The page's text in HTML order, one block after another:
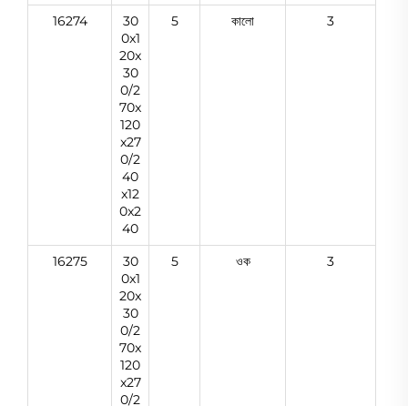
16274
30
0x1
20x
30
0/2
70x
120
x27
0/2
40
x12
0x2
40
5 কালো 3
16275
30
0x1
20x
30
0/2
70x
120
x27
0/2
5 ওক 3